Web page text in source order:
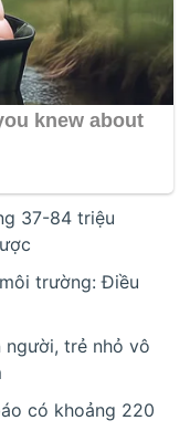
37-84 triệu
trường: Điều
người, trẻ nhỏ vô
có khoảng 220